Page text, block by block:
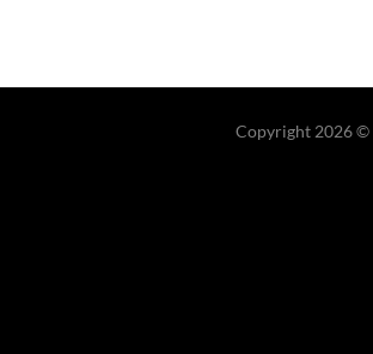
Copyright 2026 ©